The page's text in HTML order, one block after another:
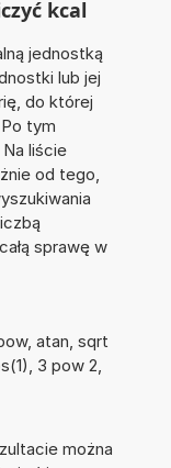
kcal
jednostką
lub jej
do której
tym
liście
od tego,
sprawę w
atan, sqrt
3 pow 2,
można